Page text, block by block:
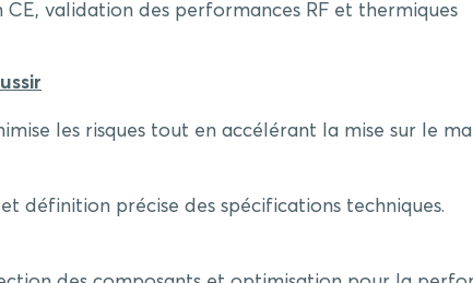
validation des performances RF et thermiques
les risques tout en accélérant la mise sur le
définition précise des spécifications techniques.